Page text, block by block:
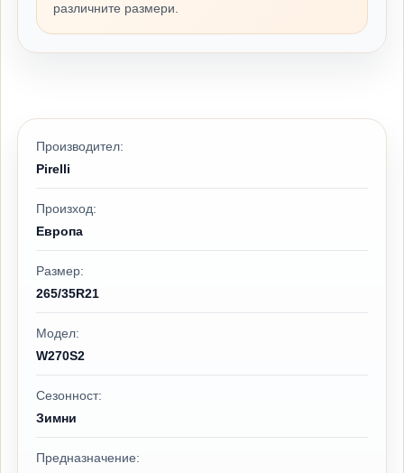
различните размери.
Производител:
Pirelli
Произход:
Европа
Размер:
265/35R21
Модел:
W270S2
Сезонност:
Зимни
Предназначение: